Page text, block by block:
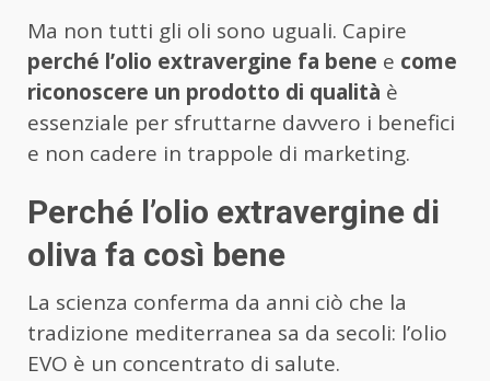
Ma non tutti gli oli sono uguali. Capire
perché l’olio extravergine fa bene e come
riconoscere un prodotto di qualità è
essenziale per sfruttarne davvero i benefici
e non cadere in trappole di marketing.
Perché l’olio extravergine di
oliva fa così bene
La scienza conferma da anni ciò che la
tradizione mediterranea sa da secoli: l’olio
EVO è un concentrato di salute.